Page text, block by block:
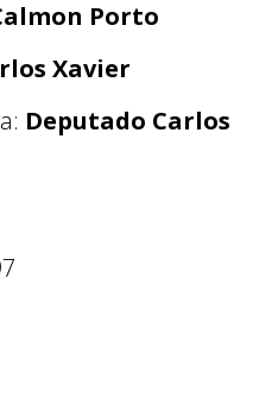
Porto
Xavier
Deputado Carlos